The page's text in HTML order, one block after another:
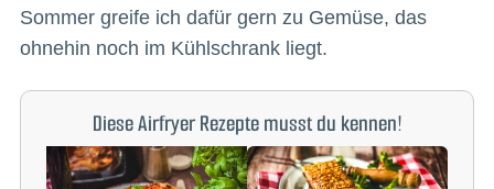
Sommer greife ich dafür gern zu Gemüse, das
ohnehin noch im Kühlschrank liegt.
Diese Airfryer Rezepte musst du kennen!